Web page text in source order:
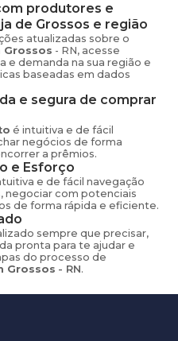
produtores e
de Grossos e região
atualizadas sobre o
Grossos - RN, acesse
e demanda na sua região e
baseadas em dados
e segura de comprar
é intuitiva e de fácil
negócios de forma
a prêmios.
e Esforço
e de fácil navegação
negociar com potenciais
de forma rápida e eficiente.
sempre que precisar,
pronta para te ajudar e
do processo de
Grossos - RN.